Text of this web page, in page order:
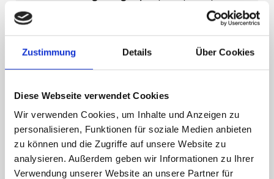
Zustimmung Details Über Cookies
Diese Webseite verwendet Cookies
Wir verwenden Cookies, um Inhalte und Anzeigen zu
personalisieren, Funktionen für soziale Medien anbieten
zu können und die Zugriffe auf unsere Website zu
analysieren. Außerdem geben wir Informationen zu Ihrer
Verwendung unserer Website an unsere Partner für
Kleinlüftungsanlagen